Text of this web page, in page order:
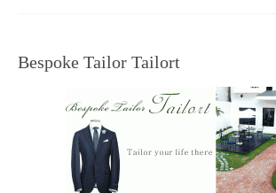
Bespoke Tailor Tailort